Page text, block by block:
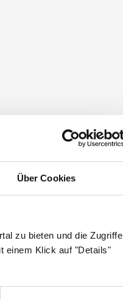
Über Cookies
zu bieten und die Zugriffe
einem Klick auf "Details"